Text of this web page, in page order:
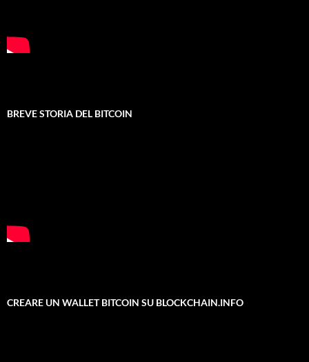
BREVE STORIA DEL BITCOIN
CREARE UN WALLET BITCOIN SU BLOCKCHAIN.INFO